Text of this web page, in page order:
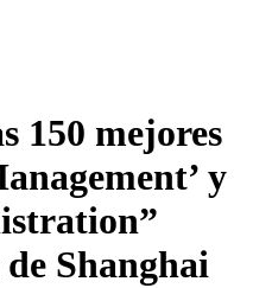
150 mejores
y
Shanghai